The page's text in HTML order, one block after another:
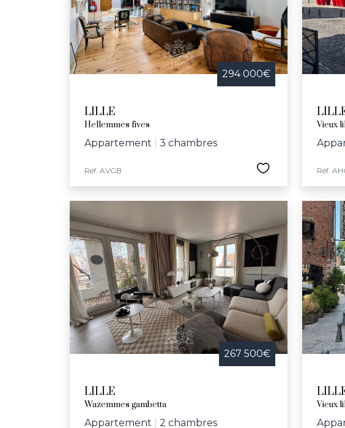
294 000€
LILLE
Hellemmes fives
Appartement 3 chambres
Réf. AVGB
Vieux
Réf.
267 500€
LILLE
Wazemmes gambetta
Appartement 2 chambres
Vieux